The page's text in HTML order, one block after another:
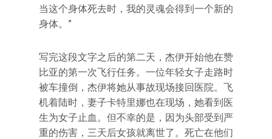
当这个身体死去时，我的灵魂会得到一个新的
身体。”
写完这段文字之后的第二天，杰伊开始他在赞
比亚的第一次飞行任务。一位年轻女子走路时
被车撞倒，杰伊将她从事故现场接回医院。飞
机着陆时，妻子卡特里娜也在现场，她看到医
生为女子止血。但不幸的是，因为头部受到严
重的伤害，三天后女孩就离世了。死亡在他们